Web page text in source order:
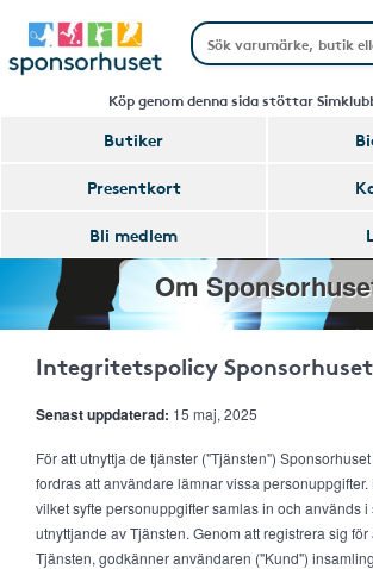
Köp genom denna sida stöttar
Butiker
Presentkort
Bli medlem
Om
Integritetspolicy Sponsorhuset
Senast uppdaterad: 15 maj, 2025
För att utnyttja de tjänster ("Tjänsten")
fordras att användare lämnar vissa
vilket syfte personuppgifter samlas in och används i
utnyttjande av Tjänsten. Genom att registrera sig
Tjänsten, godkänner användaren ("Kund")